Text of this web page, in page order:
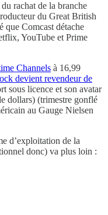
rachat de la branche
du Great British
que Comcast détache
YouTube et Prime
Channels à 16,99
devient revendeur de
sous licence et son avatar
dollars) (trimestre gonflé
au Gauge Nielsen
d’exploitation de la
donc) va plus loin :